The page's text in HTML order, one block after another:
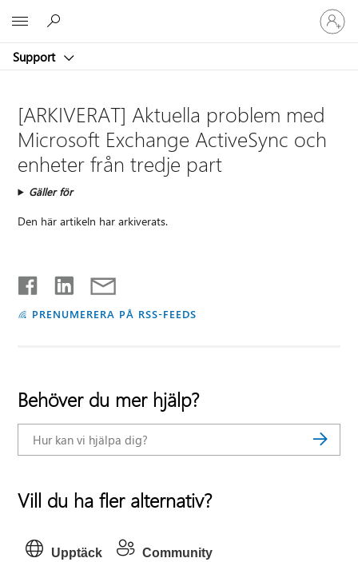
Support
Logga
in
på
konto
[ARKIVERAT] Aktuella problem med
Microsoft Exchange ActiveSync och
enheter från tredje part
Gäller för
Den här artikeln har arkiverats.
PRENUMERERA PÅ RSS-FEEDS
Behöver du mer hjälp?
Vill du ha fler alternativ?
Upptäck Community